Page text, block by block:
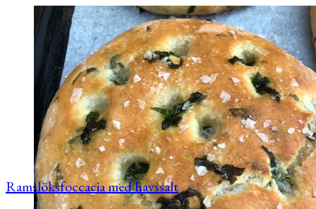
Ramslöksfoccacia med havssalt